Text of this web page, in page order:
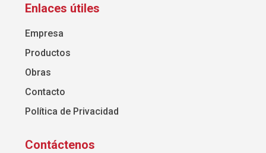
Enlaces útiles
Empresa
Productos
Obras
Contacto
Política de Privacidad
Contáctenos